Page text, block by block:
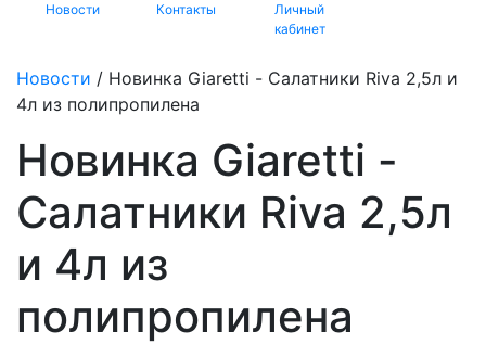
Новости Контакты
Личный
кабинет
Новости / Новинка Giaretti - Салатники Riva 2,5л и
4л из полипропилена
Новинка Giaretti -
Салатники Riva 2,5л
и 4л из
полипропилена